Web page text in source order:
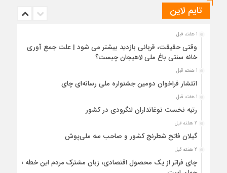
تایم لاین
1 هفته قبل
وقتی حقیقت، قربانی بازدید بیشتر می شود | علت جمع آوری
خانه سنتی باغ ملی لاهیجان چیست؟
1 هفته قبل
انتشار فراخوان دومین جشنواره ملی رسانه‌ای چای
1 هفته قبل
رتبه نخست نوغانداران لنگرودی در کشور
2 هفته قبل
گیلان فاتح شطرنج کشور و صاحب سه ملی‌پوش
2 هفته قبل
چای فراتر از یک محصول اقتصادی، زبان مشترک مردم این خطه با